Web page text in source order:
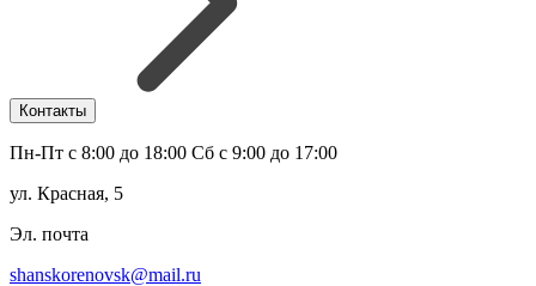
Контакты
Пн-Пт с 8:00 до 18:00 Сб с 9:00 до 17:00
ул. Красная, 5
Эл. почта
shanskorenovsk@mail.ru